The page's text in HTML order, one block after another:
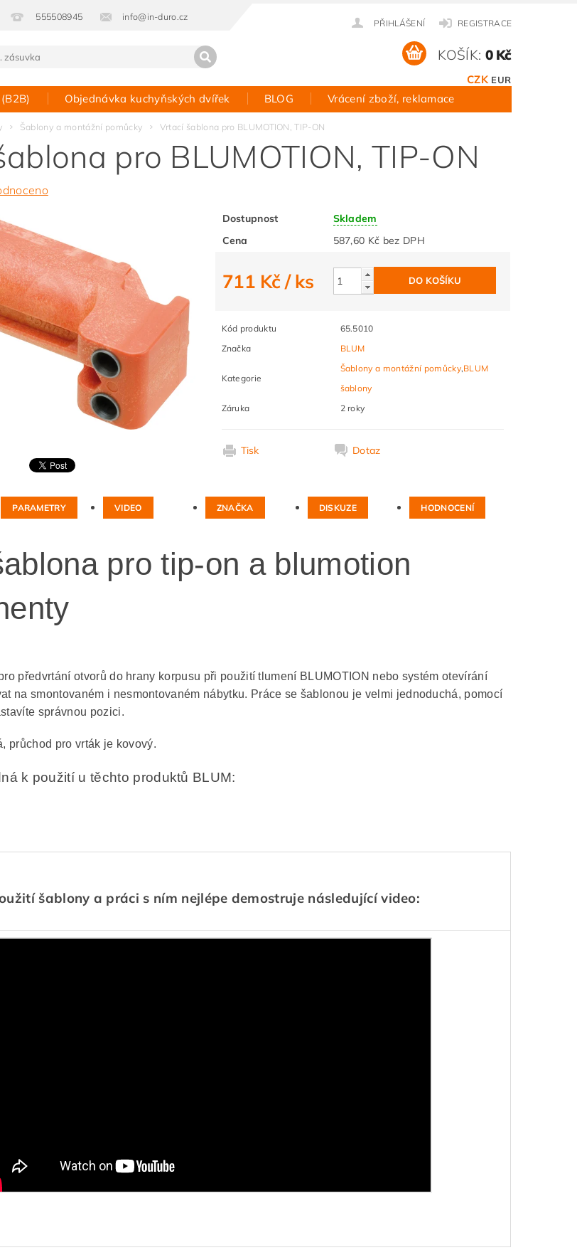
555508945 info@in-duro.cz
PŘIHLÁŠENÍ REGISTRACE
CZK EUR
KOŠÍK: 0 Kč
Objednávka kuchyňských dvířek BLOG Vrácení zboží, reklamace
Šablony a montážní pomůcky Vrtací šablona pro BLUMOTION, TIP-ON
pro BLUMOTION, TIP-ON
Dostupnost
Skladem
Cena
587,60 Kč bez DPH
711 Kč/ ks
Kód produktu
65.5010
Značka
BLUM
Kategorie
Šablony a montážní pomůcky,BLUM
šablony
Záruka
2 roky
Tisk Dotaz
PARAMETRY VIDEO ZNAČKA DISKUZE HODNOCENÍ
pro tip-on a blumotion
předvrtání otvorů do hrany korpusu při použití tlumení BLUMOTION nebo systém otevírání
na smontovaném i nesmontovaném nábytku. Práce se šablonou je velmi jednoduchá, pomocí
správnou pozici.
průchod pro vrták je kovový.
k použití u těchto produktů BLUM:
šablony a práci s ním nejlépe demostruje následující video: